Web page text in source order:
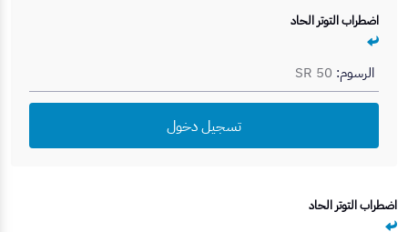
اضطراب التوتر الحاد
اضطراب التوتر الحاد
الرسوم:
تسجيل دخول